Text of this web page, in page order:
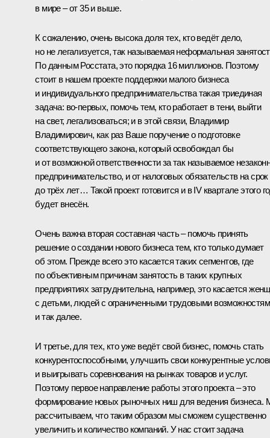
в мире – от 35 и выше.
К сожалению, очень высока доля тех, кто ведёт дело,
но не легализуется, так называемая неформальная
По данным Росстата, это порядка 16 миллионов. Поэтому
стоит в нашем проекте поддержки малого бизнеса
и индивидуального предпринимательства такая триединая
задача: во‑первых, помочь тем, кто работает в тени, выйти
на свет, легализоваться; и в этой связи, Владимир
Владимирович, как раз Ваше поручение о подготовке
соответствующего закона, который освобождал бы
и от возможной ответственности за так называемое
предпринимательство, и от налоговых обязательств на срок
до трёх лет… Такой проект готовится и в IV квартале этого
будет внесён.
Очень важна вторая составная часть – помочь принять
решение о создании нового бизнеса тем, кто только думает
об этом. Прежде всего это касается таких сегментов, где
по объективным причинам занятость в таких крупных
предприятиях затруднительна, например, это касается
с детьми, людей с ограниченными трудовыми
и так далее.
И третье, для тех, кто уже ведёт свой бизнес, помочь стать
конкурентоспособными, улучшить свои конкурентные
и выигрывать соревнования на рынках товаров и услуг.
Поэтому первое направление работы этого проекта – это
формирование новых рыночных ниш для ведения бизнеса.
рассчитываем, что таким образом мы сможем существенно
увеличить и количество компаний. У нас стоит задача